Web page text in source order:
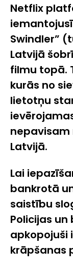
Netflix
Swindler”
Latvijā
filmu topā.
kurās no
lietotņu
Latvijā.
Lai
bankrotā
saistību
Policijas
apkopojuši
krāpšanas